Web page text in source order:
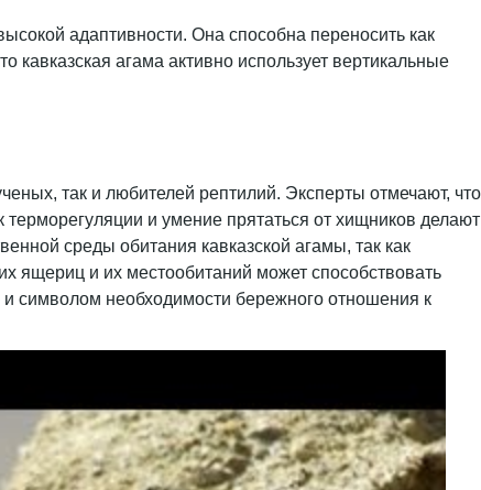
адаптивности. Она способна переносить как
агама активно использует вертикальные
так и любителей рептилий. Эксперты отмечают, что
и умение прятаться от хищников делают
среды обитания кавказской агамы, так как
ящериц и их местообитаний может способствовать
символом необходимости бережного отношения к